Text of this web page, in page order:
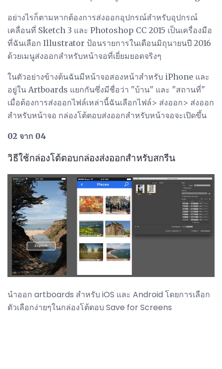
อย่างไรก็ตามหากต้องการส่งออกอุปกรณ์สำหรับอุปกรณ์
เคลื่อนที่ Sketch 3 และ Photoshop CC 2015 เป็นเครื่องมือ
ที่ฉันเลือก Illustrator ป้อนรายการในเดือนมิถุนายนปี 2016
ด้วยเมนูส่งออกสำหรับหน้าจอที่เยี่ยมยอดจริงๆ
ในตัวอย่างข้างต้นฉันมีหน้าจอสองหน้าสำหรับ iPhone และ
อยู่ใน Artboards แยกกันซึ่งมีชื่อว่า "บ้าน" และ "สถานที่"
เมื่อต้องการส่งออกไฟล์เหล่านี้ฉันเลือกไฟล์> ส่งออก> ส่งออก
สำหรับหน้าจอ กล่องโต้ตอบส่งออกสำหรับหน้าจอจะเปิดขึ้น
02 จาก 04
วิธีใช้กล่องโต้ตอบกล่องส่งออกสำหรับสกรีน
นำออก artboards สำหรับ iOS และ Android โดยการเลือก
ตัวเลือกง่ายๆในกล่องโต้ตอบ Save for Screens